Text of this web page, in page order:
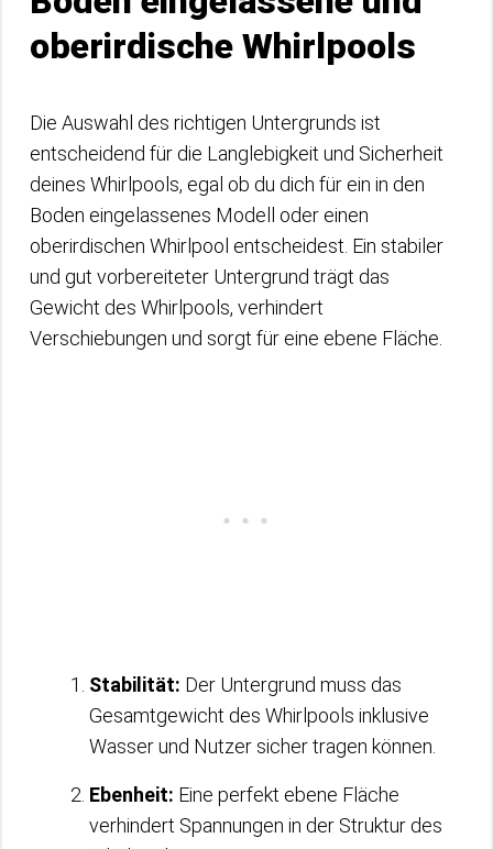
oberirdische Whirlpools
Die Auswahl des richtigen Untergrunds ist
entscheidend für die Langlebigkeit und Sicherheit
deines Whirlpools, egal ob du dich für ein in den
Boden eingelassenes Modell oder einen
oberirdischen Whirlpool entscheidest. Ein stabiler
und gut vorbereiteter Untergrund trägt das
Gewicht des Whirlpools, verhindert
Verschiebungen und sorgt für eine ebene Fläche.
Stabilität: Der Untergrund muss das
Gesamtgewicht des Whirlpools inklusive
Wasser und Nutzer sicher tragen können.
Ebenheit: Eine perfekt ebene Fläche
verhindert Spannungen in der Struktur des